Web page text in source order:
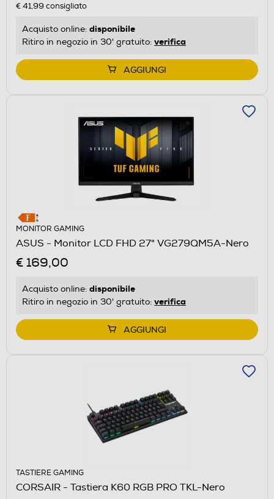
€ 41,99 consigliato
Acquisto online: disponibile
Ritiro in negozio in 30' gratuito: verifica
AGGIUNGI
MONITOR GAMING
ASUS - Monitor LCD FHD 27" VG279QM5A-Nero
€ 169,00
Acquisto online: disponibile
Ritiro in negozio in 30' gratuito: verifica
AGGIUNGI
TASTIERE GAMING
CORSAIR - Tastiera K60 RGB PRO TKL-Nero